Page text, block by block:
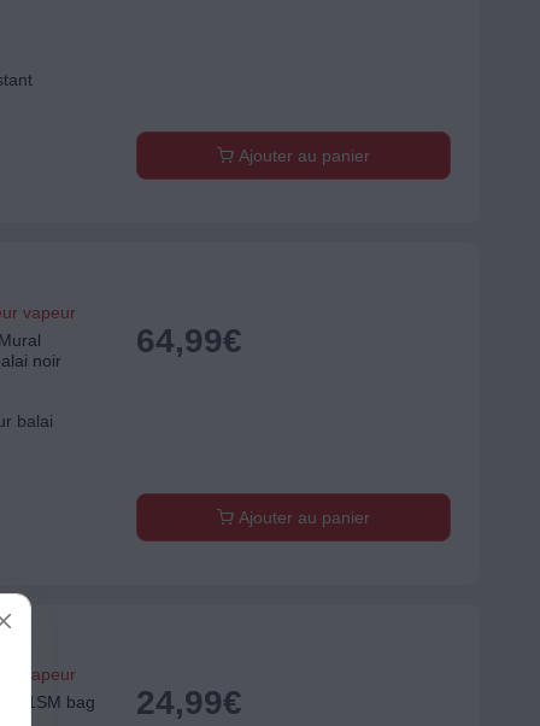
Ajouter au panier
vapeur
noir
balai
64,99€
Ajouter au panier
vapeur
bag
24,99€